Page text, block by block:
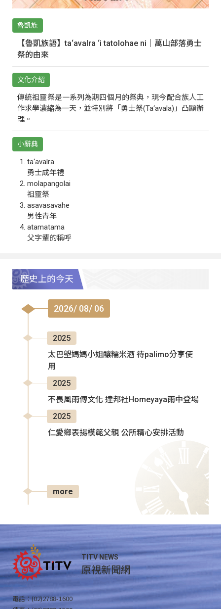
魯凱族
【魯凱族語】ta‘avalra ‘i tatolohae ni｜萬山部落勇士
祭的由來
文化介紹
傳統祖靈祭是一系列為期四個月的祭典，現今配合族人工
作求學濃縮為一天，並特別將「勇士祭(Ta‘avala)」凸顯辦
理。
小辭典
ta‘avalra
勇士成年禮
molapangolai
祖靈祭
asavasavahe
男性青年
atamatama
父字輩的稱呼
歷史上的今天
2026/ 08/ 06
2025
太巴塱媽媽小姐釀糯米酒 待palimo分享使
用
2025
不畏風雨傳文化 達邦社Homeyaya雨中登場
2025
仁愛鄉表揚模範父親 公所精心安排活動
more
TITV NEWS
原視新聞網
電話：(02)2788-1600